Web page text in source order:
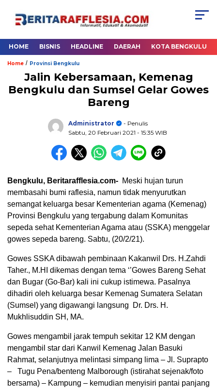
HOME BISNIS HEADLINE DAERAH KOTA BENGKULU
Home / Provinsi Bengkulu
Jalin Kebersamaan, Kemenag
Bengkulu dan Sumsel Gelar Gowes
Bareng
Administrator
- Penulis
Sabtu, 20 Februari 2021 - 15:35 WIB
Bengkulu, Beritarafflesia.com- Meski hujan turun
membasahi bumi raflesia, namun tidak menyurutkan
semangat keluarga besar Kementerian agama (Kemenag)
Provinsi Bengkulu yang tergabung dalam Komunitas
sepeda sehat Kementerian Agama atau (SSKA) menggelar
gowes sepeda bareng. Sabtu, (20/2/21).
Gowes SSKA dibawah pembinaan Kakanwil Drs. H.Zahdi
Taher., M.HI dikemas dengan tema ‘’Gowes Bareng Sehat
dan Bugar (Go-Bar) kali ini cukup istimewa. Pasalnya
dihadiri oleh keluarga besar Kemenag Sumatera Selatan
(Sumsel) yang digawangi langsung Dr. Drs. H.
Mukhlisuddin SH, MA.
Gowes mengambil jarak tempuh sekitar 12 KM dengan
mengambil star dari Kanwil Kemenag Jalan Basuki
Rahmat, selanjutnya melintasi simpang lima – Jl. Suprapto
– Tugu Pena/benteng Malborough (istirahat sejenak/foto
bersama) – Kampung – kemudian menyisiri pantai panjang